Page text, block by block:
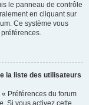
le panneau de contrôle
en cliquant sur
Ce système vous
la liste des utilisateurs
Préférences du forum
. Si vous activez cette